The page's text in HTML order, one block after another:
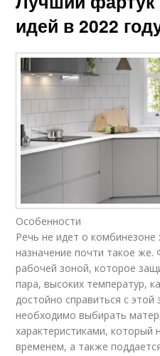
идей в 2022
Особенности
Речь не идет о комбинезоне
назначение почти такое
рабочей зоной, которое
пара, высоких температур,
достойно справиться с этой
необходимо выбирать
характеристиками, который
временем, а также